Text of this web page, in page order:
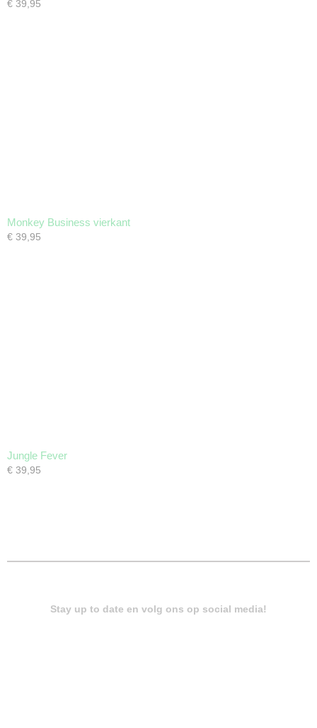
€ 39,95
Monkey Business vierkant
€ 39,95
Jungle Fever
€ 39,95
Stay up to date en volg ons op social media!